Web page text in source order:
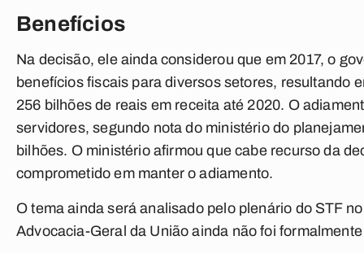
Benefícios
Na decisão, ele ainda considerou que em 2017, o
benefícios fiscais para diversos setores, resultando
256 bilhões de reais em receita até 2020. O
servidores, segundo nota do ministério do
bilhões. O ministério afirmou que cabe recurso da
comprometido em manter o adiamento.
O tema ainda será analisado pelo plenário do STF
Advocacia-Geral da União ainda não foi